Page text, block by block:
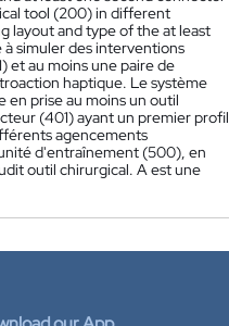
tool (200) in different
layout and type of the at least
simuler des interventions
et au moins une paire de
haptique. Le système
prise au moins un outil
(401) ayant un premier profil
agencements
d'entraînement (500), en
outil chirurgical. A est une